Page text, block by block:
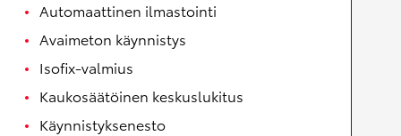
Automaattinen ilmastointi
Avaimeton käynnistys
Isofix-valmius
Kaukosäätöinen keskuslukitus
Käynnistyksenesto